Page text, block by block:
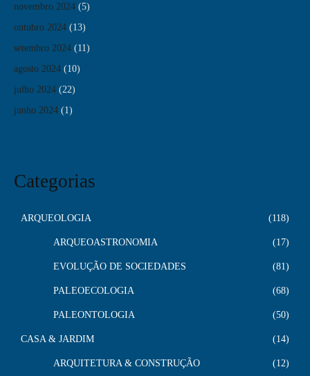
novembro 2024 (5)
outubro 2024 (13)
setembro 2024 (11)
agosto 2024 (10)
julho 2024 (22)
junho 2024 (1)
Categorias
ARQUEOLOGIA 118
ARQUEOASTRONOMIA 17
EVOLUÇÃO DE SOCIEDADES 81
PALEOECOLOGIA 68
PALEONTOLOGIA 50
CASA & JARDIM 14
ARQUITETURA & CONSTRUÇÃO 12